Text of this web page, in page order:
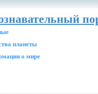
планеты
о мире